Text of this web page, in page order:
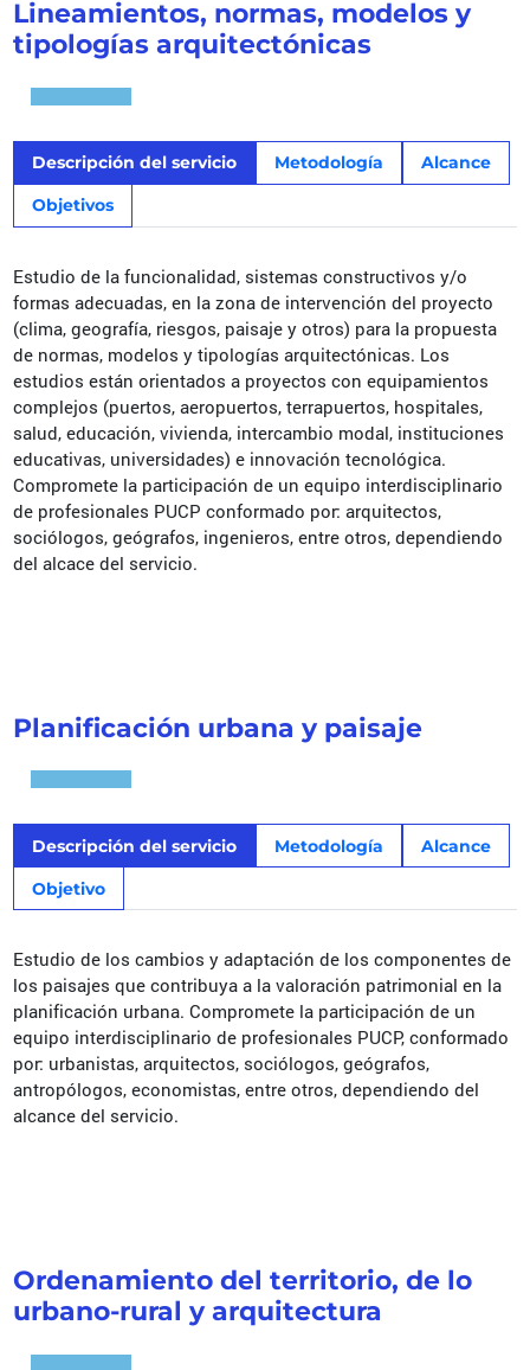
Lineamientos, normas, modelos y
tipologías arquitectónicas
Descripción del servicio Metodología Alcance
Objetivos
Estudio de la funcionalidad, sistemas constructivos y/o
formas adecuadas, en la zona de intervención del proyecto
(clima, geografía, riesgos, paisaje y otros) para la propuesta
de normas, modelos y tipologías arquitectónicas. Los
estudios están orientados a proyectos con equipamientos
complejos (puertos, aeropuertos, terrapuertos, hospitales,
salud, educación, vivienda, intercambio modal, instituciones
educativas, universidades) e innovación tecnológica.
Compromete la participación de un equipo interdisciplinario
de profesionales PUCP conformado por: arquitectos,
sociólogos, geógrafos, ingenieros, entre otros, dependiendo
del alcace del servicio.
Planificación urbana y paisaje
Descripción del servicio Metodología Alcance
Objetivo
Estudio de los cambios y adaptación de los componentes de
los paisajes que contribuya a la valoración patrimonial en la
planificación urbana. Compromete la participación de un
equipo interdisciplinario de profesionales PUCP, conformado
por: urbanistas, arquitectos, sociólogos, geógrafos,
antropólogos, economistas, entre otros, dependiendo del
alcance del servicio.
Ordenamiento del territorio, de lo
urbano-rural y arquitectura